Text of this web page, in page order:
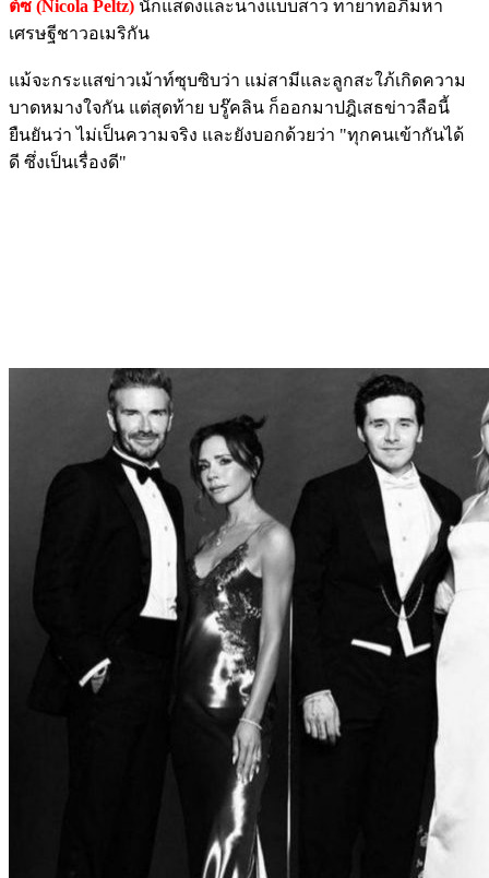
ต์ซ (Nicola Peltz) นักแสดงและนางแบบสาว ทายาทอภิมหา
เศรษฐีชาวอเมริกัน
แม้จะกระแสข่าวเม้าท์ซุบซิบว่า แม่สามีและลูกสะใภ้เกิดความ
บาดหมางใจกัน แต่สุดท้าย บรู๊คลิน ก็ออกมาปฎิเสธข่าวลือนี้
ยืนยันว่า ไม่เป็นความจริง และยังบอกด้วยว่า "ทุกคนเข้ากันได้
ดี ซึ่งเป็นเรื่องดี"